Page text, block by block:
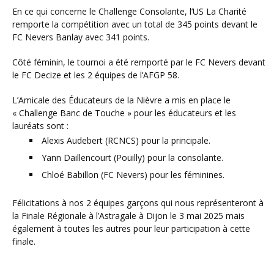
En ce qui concerne le Challenge Consolante, l’US La Charité
remporte la compétition avec un total de 345 points devant le
FC Nevers Banlay avec 341 points.
Côté féminin, le tournoi a été remporté par le FC Nevers devant
le FC Decize et les 2 équipes de l’AFGP 58.
L’Amicale des Éducateurs de la Nièvre a mis en place le
« Challenge Banc de Touche » pour les éducateurs et les
lauréats sont :
Alexis Audebert (RCNCS) pour la principale.
Yann Daillencourt (Pouilly) pour la consolante.
Chloé Babillon (FC Nevers) pour les féminines.
Félicitations à nos 2 équipes garçons qui nous représenteront à
la Finale Régionale à l’Astragale à Dijon le 3 mai 2025 mais
également à toutes les autres pour leur participation à cette
finale.